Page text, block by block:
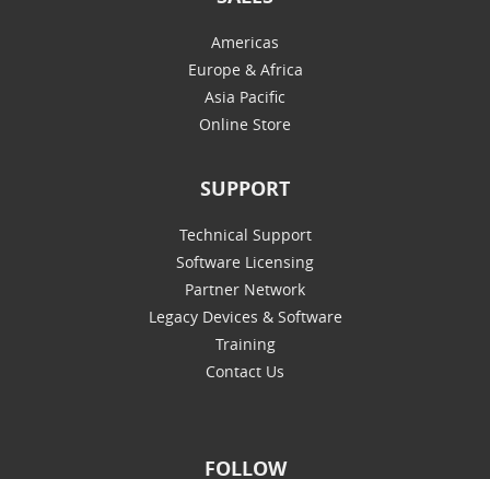
Americas
Europe & Africa
Asia Pacific
Online Store
SUPPORT
Technical Support
Software Licensing
Partner Network
Legacy Devices & Software
Training
Contact Us
FOLLOW